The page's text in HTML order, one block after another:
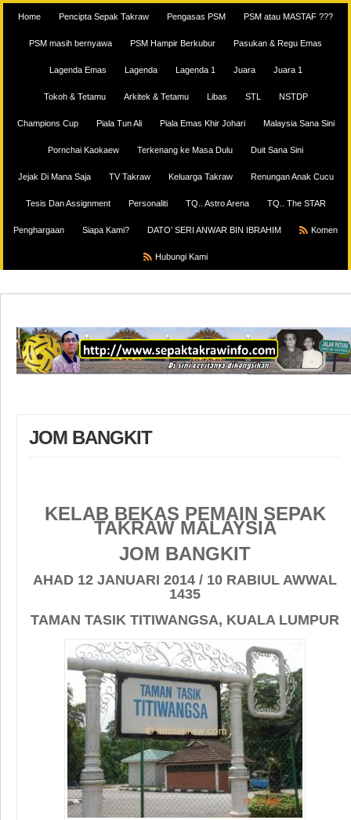
Home Pencipta Sepak Takraw Pengasas PSM PSM atau MASTAF ???
PSM masih bernyawa PSM Hampir Berkubur Pasukan & Regu Emas
Lagenda Emas Lagenda Lagenda 1 Juara Juara 1
Tokoh & Tetamu Arkitek & Tetamu Libas STL NSTDP
Champions Cup Piala Tun Ali Piala Emas Khir Johari Malaysia Sana Sini
Pornchai Kaokaew Terkenang ke Masa Dulu Duit Sana Sini
Jejak Di Mana Saja TV Takraw Keluarga Takraw Renungan Anak Cucu
Tesis Dan Assignment Personaliti TQ.. Astro Arena TQ.. The STAR
Penghargaan Siapa Kami? DATO’ SERI ANWAR BIN IBRAHIM Komen
Hubungi Kami
JOM BANGKIT
KELAB BEKAS PEMAIN SEPAK
TAKRAW MALAYSIA
JOM BANGKIT
AHAD 12 JANUARI 2014 / 10 RABIUL AWWAL
1435
TAMAN TASIK TITIWANGSA, KUALA LUMPUR